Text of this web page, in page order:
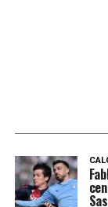
persone
fianco.
pieno di